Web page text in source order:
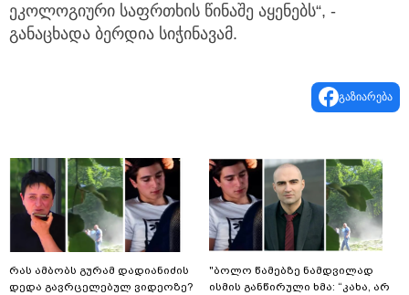
ეკოლოგიური საფრთხის წინაშე აყენებს“, -
განაცხადა ბერდია სიჭინავამ.
გაზიარება
რას ამბობს გურამ დადიანიძის
დედა გავრცელებულ ვიდეოზე?
"ბოლო წამებზე ნამდვილად
ისმის განწირული ხმა: “კახა, არ